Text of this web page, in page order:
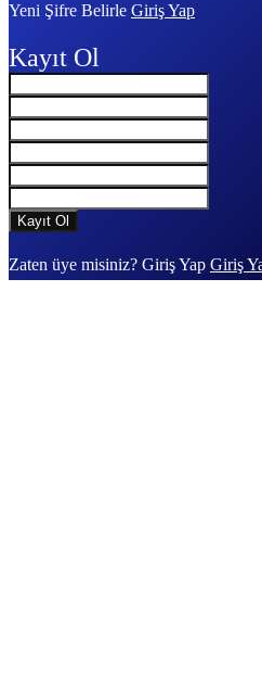
Yeni Şifre Belirle Giriş Yap
Kayıt Ol
Zaten üye misiniz? Giriş Yap Giriş